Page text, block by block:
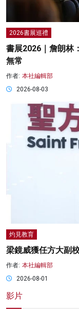
2026書展巡禮
書展2026｜詹朗林
無常
作者: 本社編輯部
2026-08-03
灼見教育
梁鏡威獲任方大副
作者: 本社編輯部
2026-08-01
影片